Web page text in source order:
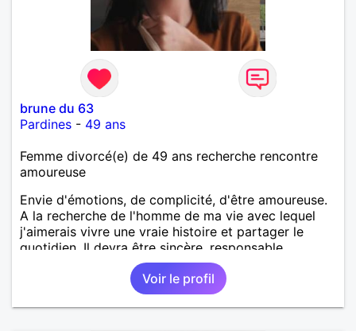
brune du 63
Pardines - 49 ans
Femme divorcé(e) de 49 ans recherche rencontre
amoureuse
Envie d'émotions, de complicité, d'être amoureuse.
A la recherche de l'homme de ma vie avec lequel
j'aimerais vivre une vraie histoire et partager le
quotidien. Il devra être sincère, responsable,
ambitieux, entreprenant, fort de caractère et avec le
sens de l'humour. Il saura me chouchouter et me
mettre en valeur, me donner son amour et attention.
Merci de m'avoir lu et à bientôt...
Voir le profil